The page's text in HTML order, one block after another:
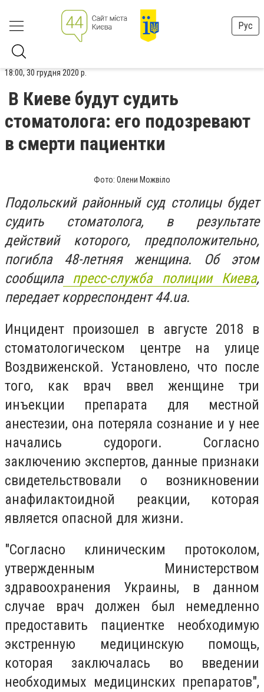
Рус
18:00, 30 грудня 2020 р.
В Киеве будут судить
стоматолога: его подозревают
в смерти пациентки
Фото: Олени Можвіло
Подольский районный суд столицы будет
судить стоматолога, в результате
действий которого, предположительно,
погибла 48-летняя женщина. Об этом
сообщилапресс-служба полиции Киева,
передает корреспондент 44.ua.
Инцидент произошел в августе 2018 в
стоматологическом центре на улице
Воздвиженской. Установлено, что после
того, как врач ввел женщине три
инъекции препарата для местной
анестезии, она потеряла сознание и у нее
начались судороги. Согласно
заключению экспертов, данные признаки
свидетельствовали о возникновении
анафилактоидной реакции, которая
является опасной для жизни.
"Согласно клиническим протоколом,
утвержденным Министерством
здравоохранения Украины, в данном
случае врач должен был немедленно
предоставить пациентке необходимую
экстренную медицинскую помощь,
которая заключалась во введении
необходимых медицинских препаратов",